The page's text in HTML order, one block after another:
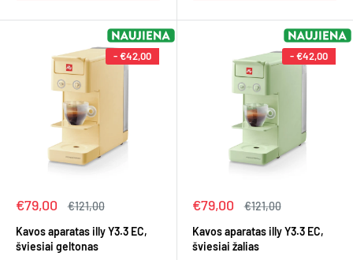
-€42,00
Kaina
€79,00
Įprasta
€121,00
Kavos aparatas illy Y3.3 EC,
šviesiai geltonas
-€42,00
Kaina
€79,00
Įprasta
€121,00
Kavos aparatas illy Y3.3 EC,
šviesiai žalias